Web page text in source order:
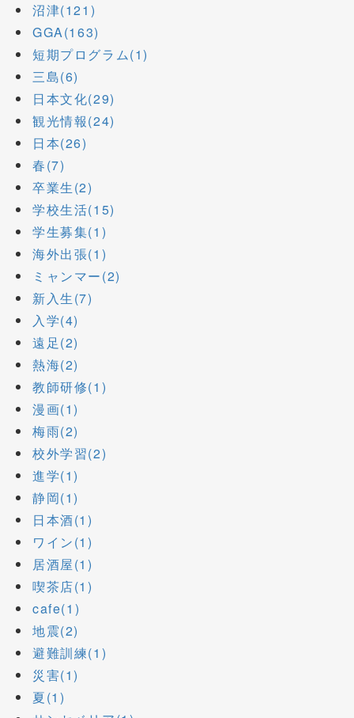
沼津(121)
GGA(163)
短期プログラム(1)
三島(6)
日本文化(29)
観光情報(24)
日本(26)
春(7)
卒業生(2)
学校生活(15)
学生募集(1)
海外出張(1)
ミャンマー(2)
新入生(7)
入学(4)
遠足(2)
熱海(2)
教師研修(1)
漫画(1)
梅雨(2)
校外学習(2)
進学(1)
静岡(1)
日本酒(1)
ワイン(1)
居酒屋(1)
喫茶店(1)
cafe(1)
地震(2)
避難訓練(1)
災害(1)
夏(1)